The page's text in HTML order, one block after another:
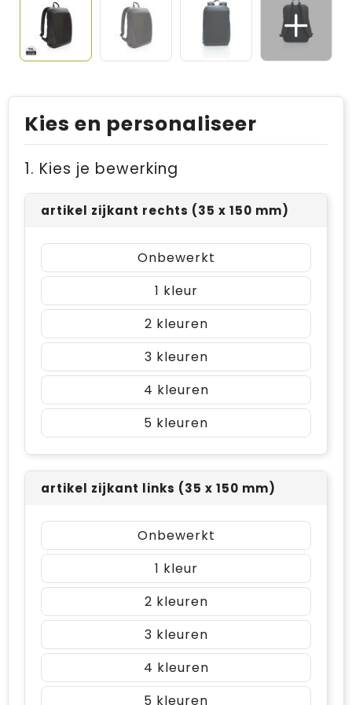
Kies en personaliseer
1. Kies je bewerking
artikel zijkant rechts (35 x 150 mm)
Onbewerkt
1
2
3
4
5
artikel zijkant links (35 x 150 mm)
Onbewerkt
1
2
3
4
5